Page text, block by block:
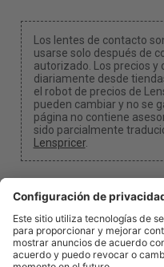
Los lentes de contacto
usarse solo después de
autorizado. Los precios
diariamente desde
el robot de precios de
pueden cambiar y no se
página no contiene
sido parcialmente
Lenspricer.
Configuración